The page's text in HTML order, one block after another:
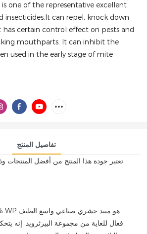
is one of the representative excellent
insecticides.It can repel, knock down
has certain control effect on pests and
mouthparts. It can inhibit the
used in the early stage of mite
تفاصيل المنتج
تعتبر جودة هذا المنتج من أفضل المنتجات
فعال للغاية من مجموعة البيرثرويد. إنه